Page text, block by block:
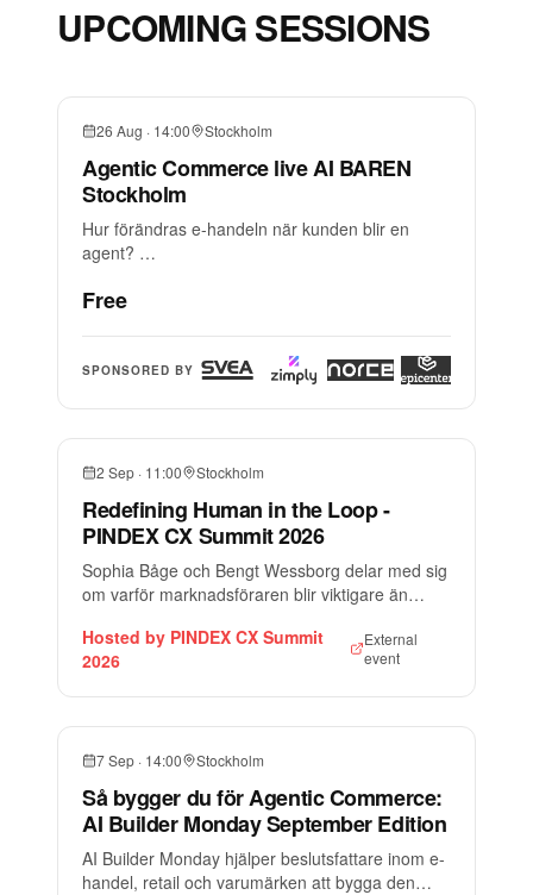
UPCOMING SESSIONS
26 Aug · 14:00 Stockholm
Agentic Commerce live AI BAREN
Stockholm
Hur förändras e-handeln när kunden blir en
agent?
och diskutera vad det betyder för framtidens e-
och nya perspektiv på ett av de största skiftena
Free
SPONSORED BY
2 Sep · 11:00 Stockholm
Redefining Human in the Loop -
PINDEX CX Summit 2026
Sophia Båge och Bengt Wessborg delar med sig
om varför marknadsföraren blir viktigare än
Hosted by PINDEX CX Summit
2026
External
event
7 Sep · 14:00 Stockholm
Så bygger du för Agentic Commerce:
AI Builder Monday September Edition
AI Builder Monday hjälper beslutsfattare inom e-
handel, retail och varumärken att bygga den